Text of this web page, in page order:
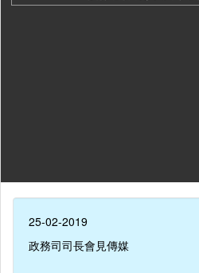
25-02-2019
政務司司長會見傳媒